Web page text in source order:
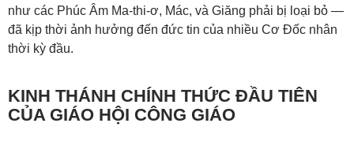
như các Phúc Âm Ma-thi-ơ, Mác, và Giăng phải bị loại bỏ —
đã kịp thời ảnh hưởng đến đức tin của nhiều Cơ Đốc nhân
thời kỳ đầu.
KINH THÁNH CHÍNH THỨC ĐẦU TIÊN
CỦA GIÁO HỘI CÔNG GIÁO